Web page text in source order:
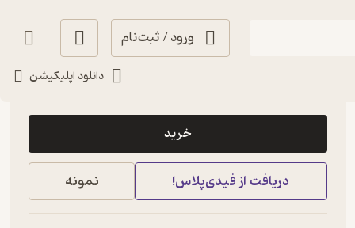
ورود / ثبت‌نام
دانلود اپلیکیشن
6,000
خرید
دریافت از فیدی‌پلاس! نمونه